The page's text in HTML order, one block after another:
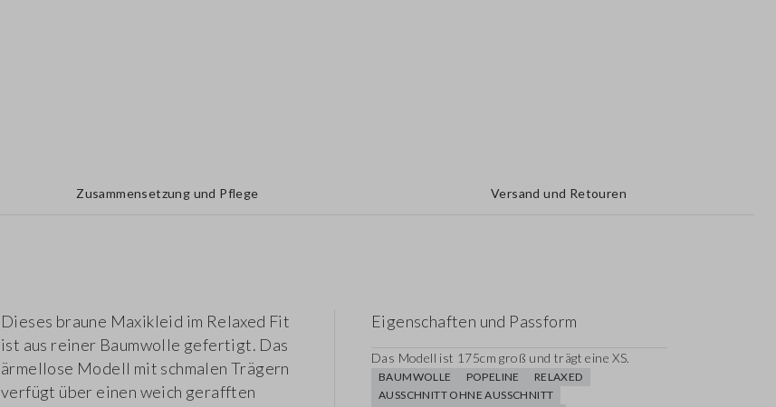
Zusammensetzung und Pflege Versand und Retouren
Dieses braune Maxikleid im Relaxed Fit
ist aus reiner Baumwolle gefertigt. Das
ärmellose Modell mit schmalen Trägern
verfügt über einen weich gerafften
Eigenschaften und Passform
Das Modell ist 175cm groß und trägt eine XS.
BAUMWOLLE POPELINE
RELAXED
AUSSCHNITT OHNE AUSSCHNITT